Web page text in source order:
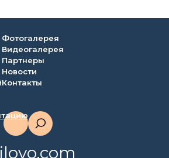
Фотогалерея
Видеогалерея
Партнеры
Новости
Контакты